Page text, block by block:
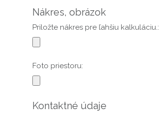
Nákres, obrázok
Priložte nákres pre ľahšiu kalkuláciu.:
Foto priestoru:
Kontaktné údaje